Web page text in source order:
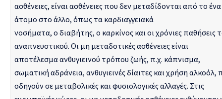
ασθένειες, είναι ασθένειες που δεν μεταδίδονται από το ένα
άτομο στο άλλο, όπως τα καρδιαγγειακά
νοσήματα, o διαβήτης, o καρκίνος και οι χρόνιες παθήσεις
αναπνευστικού. Οι μη μεταδοτικές ασθένειες είναι
αποτέλεσμα ανθυγιεινού τρόπου ζωής, π.χ. κάπνισμα,
σωματική αδράνεια, ανθυγιεινές δίαιτες και χρήση αλκοόλ,
οδηγούν σε μεταβολικές και φυσιολογικές αλλαγές. Στις